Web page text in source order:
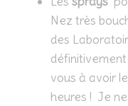
Nez très
des
vous à avoir
heures ! Je ne